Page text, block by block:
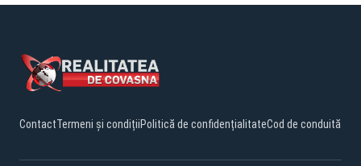
ContactTermeni și condițiiPolitică de confidențialitateCod de conduită